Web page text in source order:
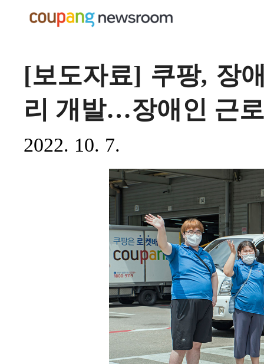
[보도자료] 쿠팡, 장
리 개발…장애인 근
2022. 10. 7.